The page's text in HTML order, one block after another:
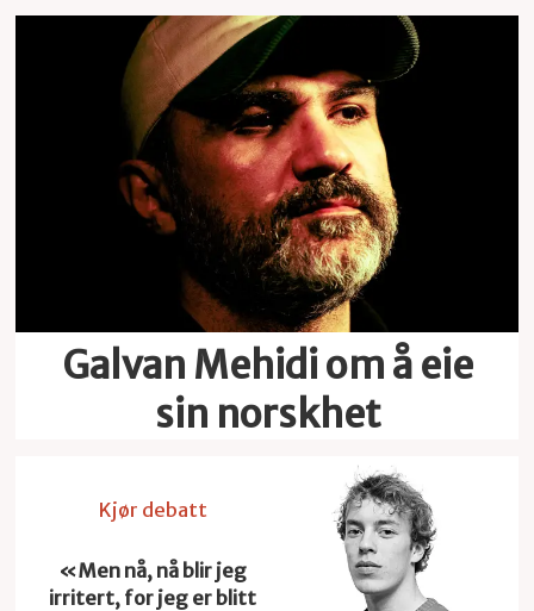
Galvan Mehidi om å eie
sin norskhet
Kjør debatt
«Men nå, nå blir jeg
irritert, for jeg er blitt